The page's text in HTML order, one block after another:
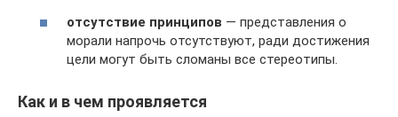
отсутствие принципов — представления о
морали напрочь отсутствуют, ради достижения
цели могут быть сломаны все стереотипы.
Как и в чем проявляется